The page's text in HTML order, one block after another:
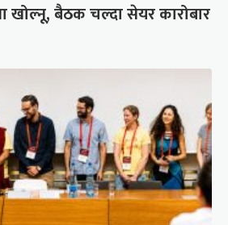
खोल्नू, बैठक चल्दा सेयर कारोबार